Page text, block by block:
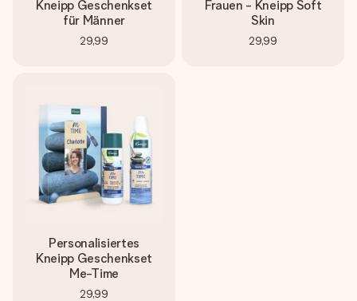
Montag - Freitag : 8:30 - 17:00 Uhr
Samstag - Sonntag : 8:30 - 13:00 Uhr
Kneipp Geschenkset
für Männer
29,99
Frauen - Kneipp Soft
Skin
29,99
Personalisiertes
Kneipp Geschenkset
Me-Time
29,99